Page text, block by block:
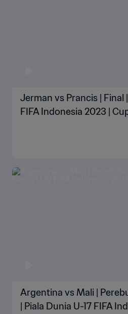
Jerman vs Prancis | Final
FIFA Indonesia 2023 |
Argentina vs Mali |
| Piala Dunia U-17 FIFA